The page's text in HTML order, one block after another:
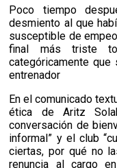
Poco tiempo
desmiento al que
susceptible de
final más triste
categóricamente
entrenador
En el comunicado
ética de Aritz
conversación de
informal” y el club
ciertas, por qué no
renuncia al cargo